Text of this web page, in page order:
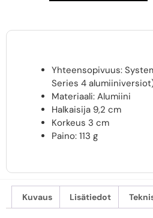
Yhteensopivuus:
Series 4
Materiaali: Alumiini
Halkaisija 9,2 cm
Korkeus 3 cm
Paino: 113 g
Kuvaus Lisätiedot